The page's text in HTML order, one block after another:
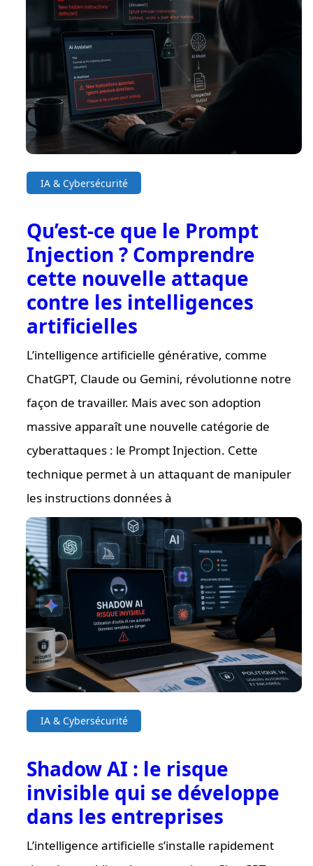
IA & Cybersécurité
Qu’est-ce que le Prompt
Injection ? Comprendre
cette nouvelle attaque
contre les intelligences
artificielles
L’intelligence artificielle générative, comme
ChatGPT, Claude ou Gemini, révolutionne notre
façon de travailler. Mais avec son adoption
massive apparaît une nouvelle catégorie de
cyberattaques : le Prompt Injection. Cette
technique permet à un attaquant de manipuler
les instructions données à
IA & Cybersécurité
Shadow AI : le risque
invisible qui se développe
dans les entreprises
L’intelligence artificielle s’installe rapidement